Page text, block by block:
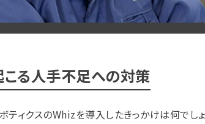
る人手不足への対策
ティクスのWhizを導入したきっかけは何でし